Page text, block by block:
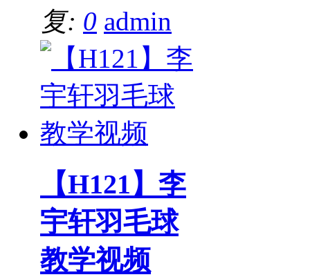
复: 0 admin
【H121】李
宇轩羽毛球
教学视频